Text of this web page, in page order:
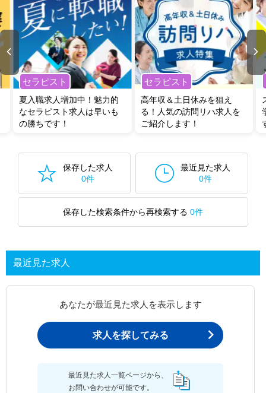
セラピスト
夏入職求人増加中！魅力的
なセラピスト求人は早いも
の勝ちです！
セラピスト
高年収＆土日休みを狙え
る！人気の訪問リハ求人を
ご紹介します！
保存した求人
0件
最近見た求人
0件
保存した検索条件から再検索する 0件
最近見た求人
あなたが最近見た求人を表示します
求人を探してみる
最近見た求人一覧ページから、
お問い合わせが可能です。